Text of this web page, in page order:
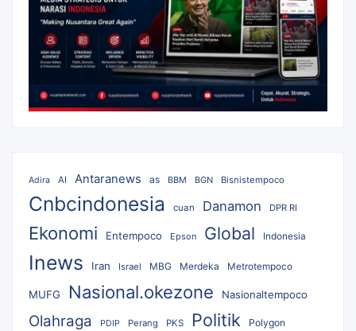
Adira AI Antaranews as BBM BGN Bisnistempoco
Cnbcindonesia cuan Danamon DPR RI
Ekonomi Entempoco Epson Global Indonesia
Inews Iran Israel MBG Merdeka Metrotempoco
MUFG Nasional.okezone Nasionaltempoco
Olahraga PDIP Perang PKS Politik Polygon